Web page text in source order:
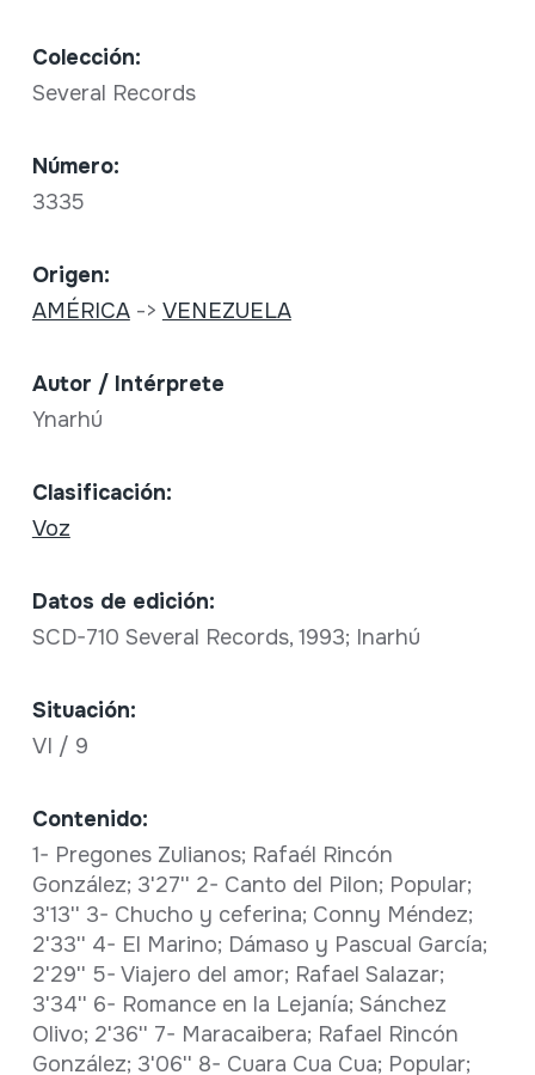
Colección:
Several Records
Número:
3335
Origen:
AMÉRICA-> VENEZUELA
Autor / Intérprete
Ynarhú
Clasificación:
Voz
Datos de edición:
SCD-710 Several Records, 1993; Inarhú
Situación:
VI / 9
Contenido:
1- Pregones Zulianos; Rafaél Rincón
González; 3'27'' 2- Canto del Pilon; Popular;
3'13'' 3- Chucho y ceferina; Conny Méndez;
2'33'' 4- El Marino; Dámaso y Pascual García;
2'29'' 5- Viajero del amor; Rafael Salazar;
3'34'' 6- Romance en la Lejanía; Sánchez
Olivo; 2'36'' 7- Maracaibera; Rafael Rincón
González; 3'06'' 8- Cuara Cua Cua; Popular;